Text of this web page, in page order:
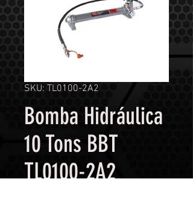
SKU: TL0100-2A2
Bomba Hidráulica
10 Tons BBT
TL0100-2A2